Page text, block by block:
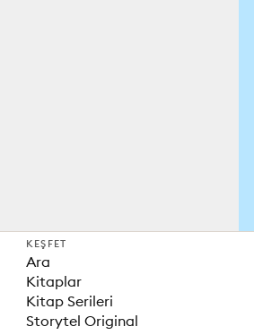
KEŞFET
Ara
Kitaplar
Kitap Serileri
Storytel Original